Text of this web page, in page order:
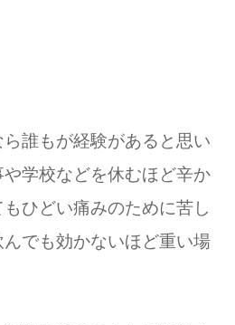
誰もが経験があると思い
学校などを休むほど辛か
ひどい痛みのために苦し
でも効かないほど重い場